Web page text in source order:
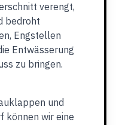
verengt,
bedroht
Engstellen
Entwässerung
zu bringen.
und
können wir eine